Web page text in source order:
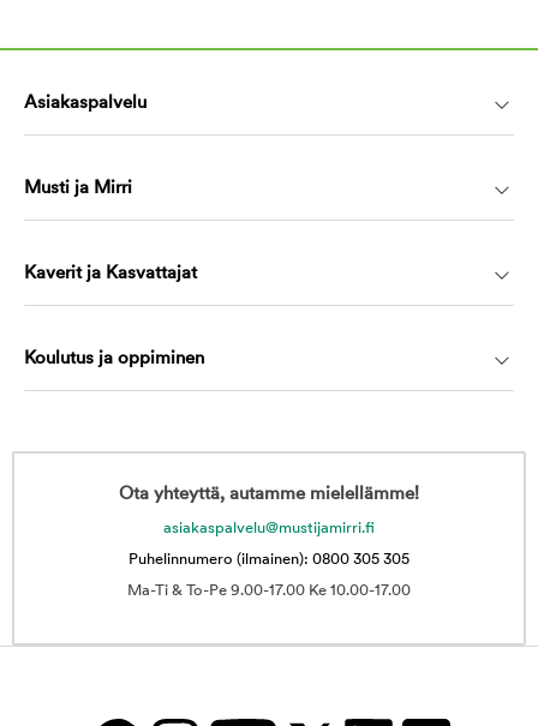
Asiakaspalvelu
Musti ja Mirri
Kaverit ja Kasvattajat
Koulutus ja oppiminen
Ota yhteyttä, autamme mielellämme!
asiakaspalvelu@mustijamirri.fi
Puhelinnumero (ilmainen): 0800 305 305
Ma-Ti & To-Pe 9.00-17.00 Ke 10.00-17.00